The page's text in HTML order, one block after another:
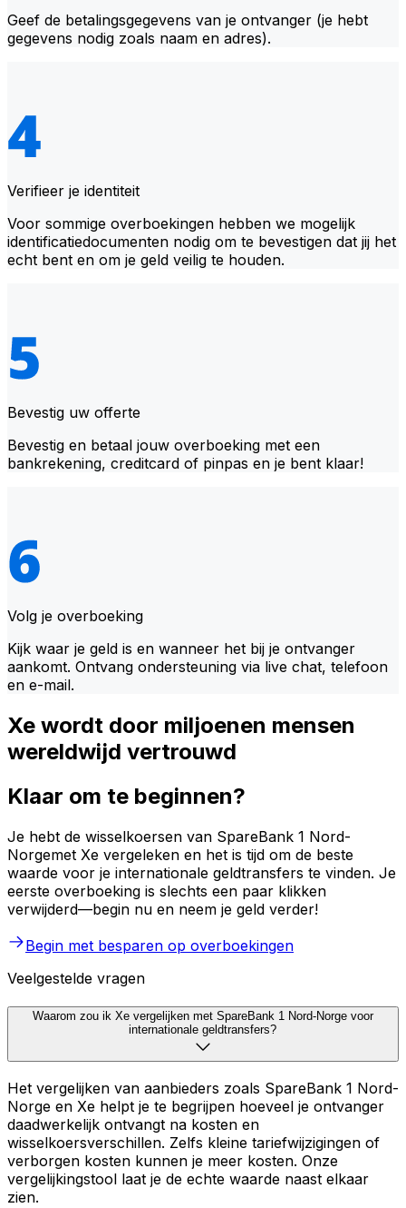
Geef de betalingsgegevens van je ontvanger (je hebt
gegevens nodig zoals naam en adres).
Verifieer je identiteit
Voor sommige overboekingen hebben we mogelijk
identificatiedocumenten nodig om te bevestigen dat jij het
echt bent en om je geld veilig te houden.
Bevestig uw offerte
Bevestig en betaal jouw overboeking met een
bankrekening, creditcard of pinpas en je bent klaar!
Volg je overboeking
Kijk waar je geld is en wanneer het bij je ontvanger
aankomt. Ontvang ondersteuning via live chat, telefoon
en e-mail.
Xe wordt door miljoenen mensen
wereldwijd vertrouwd
Klaar om te beginnen?
Je hebt de wisselkoersen van SpareBank 1 Nord-
Norgemet Xe vergeleken en het is tijd om de beste
waarde voor je internationale geldtransfers te vinden. Je
eerste overboeking is slechts een paar klikken
verwijderd—begin nu en neem je geld verder!
Begin met besparen op overboekingen
Veelgestelde vragen
Waarom zou ik Xe vergelijken met SpareBank 1 Nord-Norge voor
internationale geldtransfers?
Het vergelijken van aanbieders zoals SpareBank 1 Nord-
Norge en Xe helpt je te begrijpen hoeveel je ontvanger
daadwerkelijk ontvangt na kosten en
wisselkoersverschillen. Zelfs kleine tariefwijzigingen of
verborgen kosten kunnen je meer kosten. Onze
vergelijkingstool laat je de echte waarde naast elkaar
zien.